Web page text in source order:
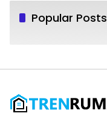
Popular Posts